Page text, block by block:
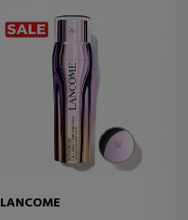
LANCOME